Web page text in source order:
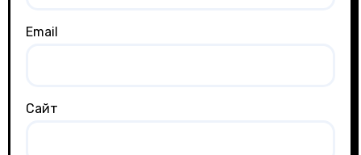
Email
Сайт